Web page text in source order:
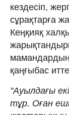
кездесіп,
сұрақтарға
Кеңқияқ
қаңғыбас
"Ауылдағы
тұр. Оған